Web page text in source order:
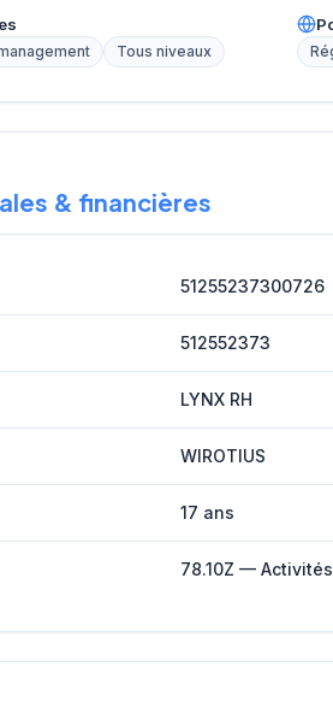
Tous niveaux
& financières
51255237300726
512552373
LYNX RH
WIROTIUS
17 ans
78.10Z —